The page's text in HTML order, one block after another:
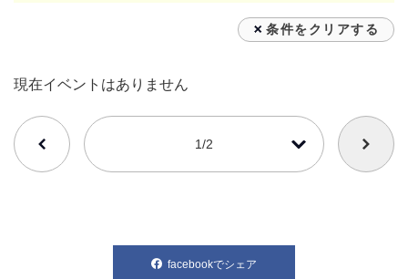
条件をクリアする
現在イベントはありません
番号を選択すると自動的に選択された番号のページへリンクします
1/2
facebookでシェア